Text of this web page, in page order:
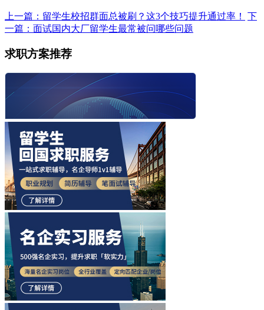
上一篇：留学生校招群面总被刷？这3个技巧提升通过率！
下
一篇：面试国内大厂留学生最常被问哪些问题
求职方案推荐